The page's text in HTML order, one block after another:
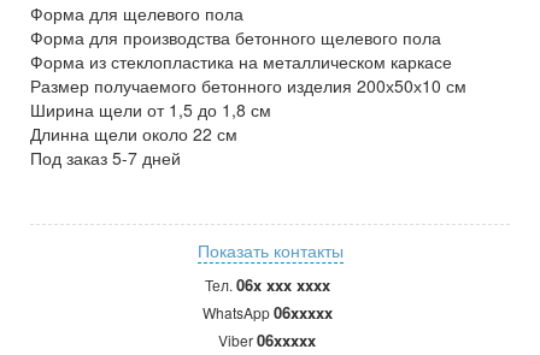
Форма для щелевого пола
Форма для производства бетонного щелевого пола
Форма из стеклопластика на металлическом каркасе
Размер получаемого бетонного изделия 200х50х10 см
Ширина щели от 1,5 до 1,8 см
Длинна щели около 22 см
Под заказ 5-7 дней
Показать контакты
Тел. 06x xxx xxxx
WhatsApp06xxxxx
Viber06xxxxx